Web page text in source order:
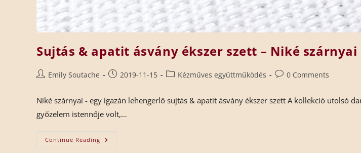
Sujtás & apatit ásvány ékszer szett – Niké szárnyai
Emily Soutache 2019-11-15 Kézműves együttműködés 0 Comments
Niké szárnyai - egy igazán lehengerlő sujtás & apatit ásvány ékszer szett A kollekció utolsó
győzelem istennője volt,…
Continue Reading